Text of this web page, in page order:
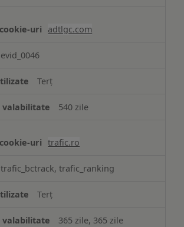
adtlgc.com
evid_0046
Terț
540 zile
trafic.ro
trafic_bctrack, trafic_ranking
Terț
365 zile, 365 zile